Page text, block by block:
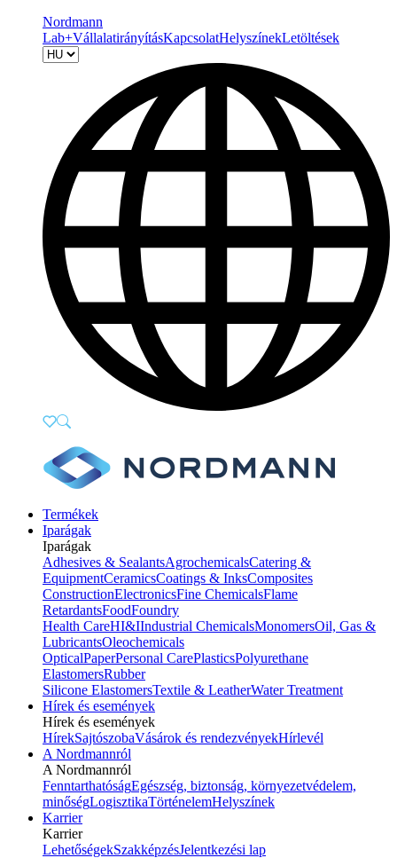
Nordmann
Lab+VállalatirányításKapcsolatHelyszínekLetöltések
Termékek
Iparágak
Iparágak
Adhesives & SealantsAgrochemicalsCatering &
EquipmentCeramicsCoatings & InksComposites
ConstructionElectronicsFine ChemicalsFlame
RetardantsFoodFoundry
Health CareHI&IIndustrial ChemicalsMonomersOil, Gas &
LubricantsOleochemicals
OpticalPaperPersonal CarePlasticsPolyurethane
ElastomersRubber
Silicone ElastomersTextile & LeatherWater Treatment
Hírek és események
Hírek és események
HírekSajtószobaVásárok és rendezvényekHírlevél
A Nordmannról
A Nordmannról
FenntarthatóságEgészség, biztonság, környezetvédelem,
minőségLogisztikaTörténelemHelyszínek
Karrier
Karrier
LehetőségekSzakképzésJelentkezési lap